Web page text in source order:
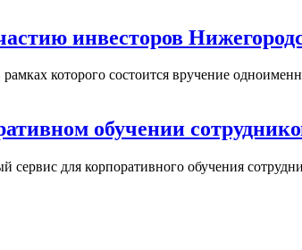
инвесторов
которого состоится вручение
обучении
сервис для корпоративного обучения